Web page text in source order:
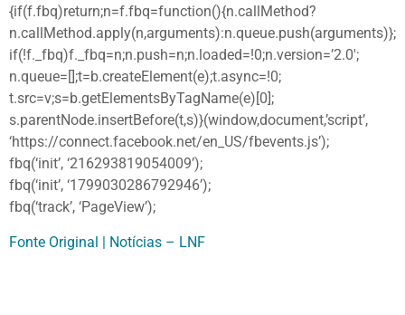
{if(f.fbq)return;n=f.fbq=function(){n.callMethod?
n.callMethod.apply(n,arguments):n.queue.push(arguments)};
if(!f._fbq)f._fbq=n;n.push=n;n.loaded=!0;n.version=’2.0′;
n.queue=[];t=b.createElement(e);t.async=!0;
t.src=v;s=b.getElementsByTagName(e)[0];
s.parentNode.insertBefore(t,s)}(window,document,’script’,
‘https://connect.facebook.net/en_US/fbevents.js’);
fbq(‘init’, ‘216293819054009’);
fbq(‘init’, ‘1799030286792946’);
fbq(‘track’, ‘PageView’);
Fonte Original | Notícias – LNF